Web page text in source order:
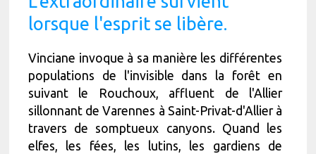
lorsque l'esprit se libère.
Vinciane invoque à sa manière les différentes
populations de l'invisible dans la forêt en
suivant le Rouchoux, affluent de l'Allier
sillonnant de Varennes à Saint-Privat-d'Allier à
travers de somptueux canyons. Quand les
elfes, les fées, les lutins, les gardiens de